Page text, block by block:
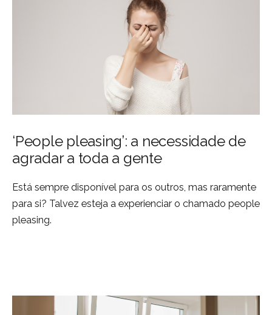
‘People pleasing’: a necessidade de
agradar a toda a gente
Está sempre disponível para os outros, mas raramente
para si? Talvez esteja a experienciar o chamado people
pleasing.